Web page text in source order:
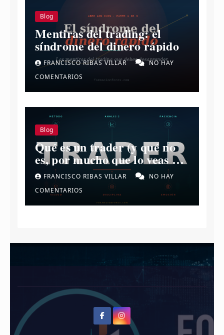
Blog
Mentiras del trading: el
síndrome del dinero rápido
FRANCISCO RIBAS VILLAR
NO HAY
COMENTARIOS
Blog
Qué es un trader (y qué no
es, por mucho que lo veas en
redes)
FRANCISCO RIBAS VILLAR
NO HAY
COMENTARIOS